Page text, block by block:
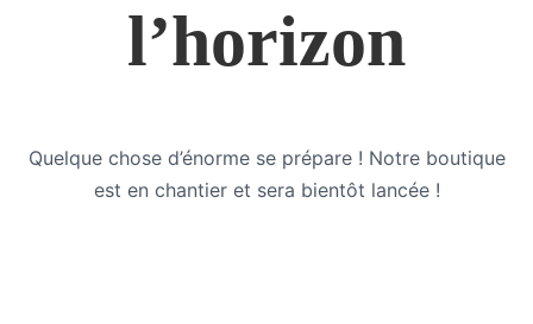
l’horizon
Quelque chose d’énorme se prépare ! Notre boutique
est en chantier et sera bientôt lancée !